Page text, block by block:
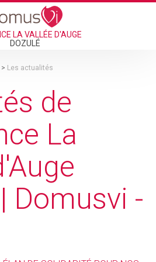
LA VALLÉE D'AUGE
DOZULÉ
> Les actualités
de
La
Domusvi -